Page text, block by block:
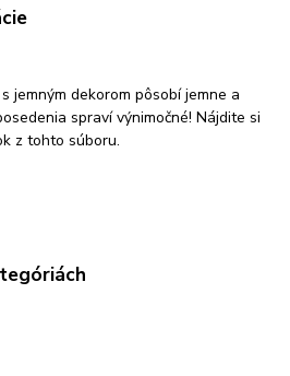
jemným dekorom pôsobí jemne a
spraví výnimočné! Nájdite si
z tohto súboru.